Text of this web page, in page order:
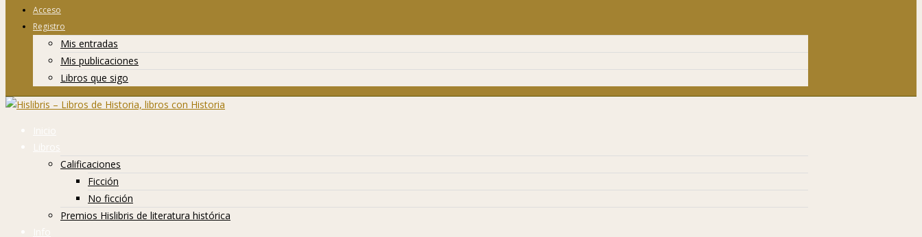
Acceso
Registro
Mis entradas
Mis publicaciones
Libros que sigo
Inicio
Libros
Calificaciones
Ficción
No ficción
Premios Hislibris de literatura histórica
Info